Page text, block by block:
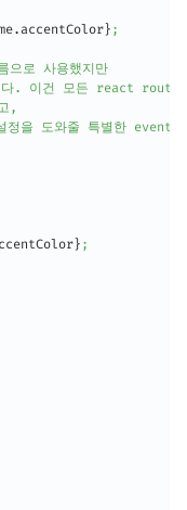
.accentColor } ;
으로 사용했지만
. 이건 모든 react
,
을 도와줄 특별한 event
}